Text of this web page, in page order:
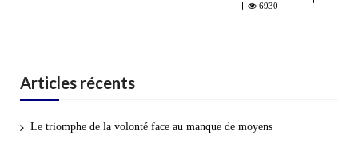
6930
Articles récents
Le triomphe de la volonté face au manque de moyens